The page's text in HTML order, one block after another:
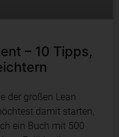
– 10 Tipps,
der großen Lean
damit starten,
ein Buch mit 500